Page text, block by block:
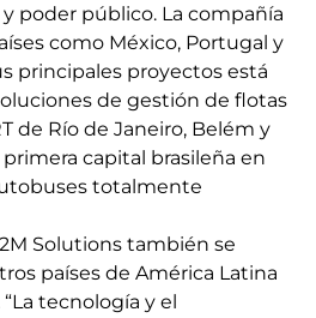
poder público. La compañía
como México, Portugal y
principales proyectos está
de gestión de flotas
de Río de Janeiro, Belém y
capital brasileña en
totalmente
Solutions también se
países de América Latina
tecnología y el